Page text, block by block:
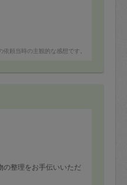
依頼当時の主観的な感想です。
の整理をお手伝いいただ